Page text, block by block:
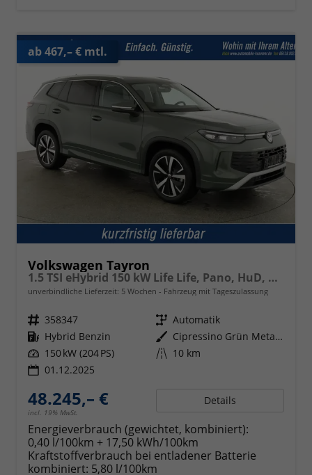
ab 467,– € mtl.
Volkswagen Tayron
1.5 TSI eHybrid 150 kW Life Life, Pano, HuD, AHK, AreaView, Side, Navi, Winter, 5-J. Garantie
unverbindliche Lieferzeit: 5 Wochen Fahrzeug mit Tageszulassung
Fahrzeugnr. 358347 Getriebe Automatik
Kraftstoff Hybrid Benzin Außenfarbe
Cipressino Grün Metallic
Leistung 150 kW (204 PS) Kilometerstand 10 km
01.12.2025
48.245,– €
incl. 19% MwSt.
Details
Energieverbrauch (gewichtet, kombiniert):
0,40 l/100km + 17,50 kWh/100km
Kraftstoffverbrauch bei entladener Batterie
kombiniert: 5,80 l/100km